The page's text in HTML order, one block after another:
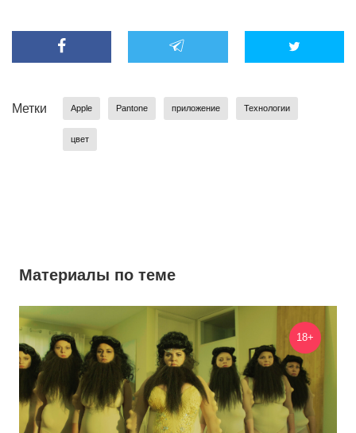
Метки Apple Pantone приложение Технологии
цвет
Материалы по теме
18+